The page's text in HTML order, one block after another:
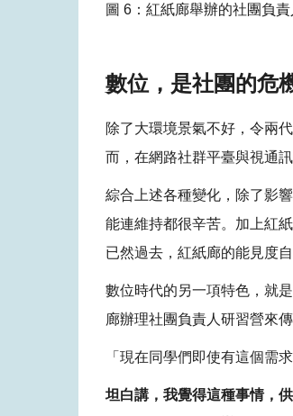
圖 6：紅紙廊舉辦的社團負
數位，是社團的危
除了大環境景氣不好，令兩
而，在網路社群平臺與視通
綜合上述各種變化，除了影
能連維持都很辛苦。加上紅
已然過去，紅紙廊的能見度自
數位時代的另一項特色，就
廊辦理社團負責人研習營來
「現在同學們即使有這個需
坦白講，我覺得這種事情，